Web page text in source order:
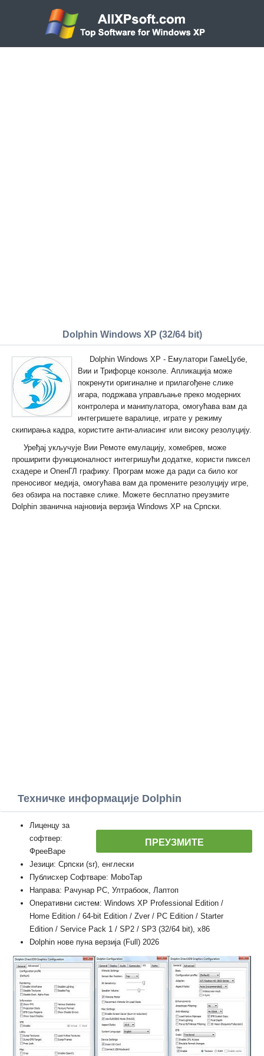
Dolphin Windows XP (32/64 bit)
Dolphin Windows XP - Емулатори ГамеЦубе,
Вии и Трифорце конзоле. Апликација може
покренути оригиналне и прилагођене слике
игара, подржава управљање преко модерних
контролера и манипулатора, омогућава вам да
интегришете варалице, играте у режиму
скипирања кадра, користите анти-алиасинг или високу резолуцију.
Уређај укључује Вии Ремоте емулацију, хомебрев, може
проширити функционалност интегришући додатке, користи пиксел
схадере и ОпенГЛ графику. Програм може да ради са било ког
преносивог медија, омогућава вам да промените резолуцију игре,
без обзира на поставке слике. Можете бесплатно преузмите
Dolphin званична најновија верзија Windows XP на Српски.
Техничке информације Dolphin
ПРЕУЗМИТЕ
Лиценцу за
софтвер:
ФрееВаре
Језици: Српски (sr), енглески
Публисхер Софтваре: MoboTap
Направа: Рачунар PC, Ултрабоок, Лаптоп
Оперативни систем: Windows XP Professional Edition /
Home Edition / 64-bit Edition / Zver / PC Edition / Starter
Edition / Service Pack 1 / SP2 / SP3 (32/64 bit), x86
Dolphin нове пуна верзија (Full) 2026